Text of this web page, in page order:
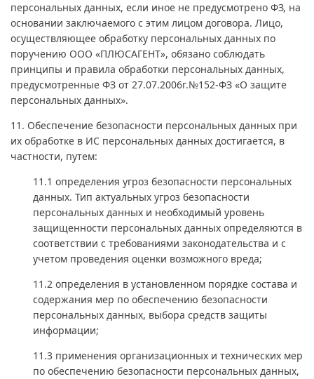
персональных данных, если иное не предусмотрено ФЗ, на
основании заключаемого с этим лицом договора. Лицо,
осуществляющее обработку персональных данных по
поручению ООО «ПЛЮСАГЕНТ», обязано соблюдать
принципы и правила обработки персональных данных,
предусмотренные ФЗ от 27.07.2006г.№152-ФЗ «О защите
персональных данных».
11. Обеспечение безопасности персональных данных при
их обработке в ИС персональных данных достигается, в
частности, путем:
11.1 определения угроз безопасности персональных
данных. Тип актуальных угроз безопасности
персональных данных и необходимый уровень
защищенности персональных данных определяются в
соответствии с требованиями законодательства и с
учетом проведения оценки возможного вреда;
11.2 определения в установленном порядке состава и
содержания мер по обеспечению безопасности
персональных данных, выбора средств защиты
информации;
11.3 применения организационных и технических мер
по обеспечению безопасности персональных данных,